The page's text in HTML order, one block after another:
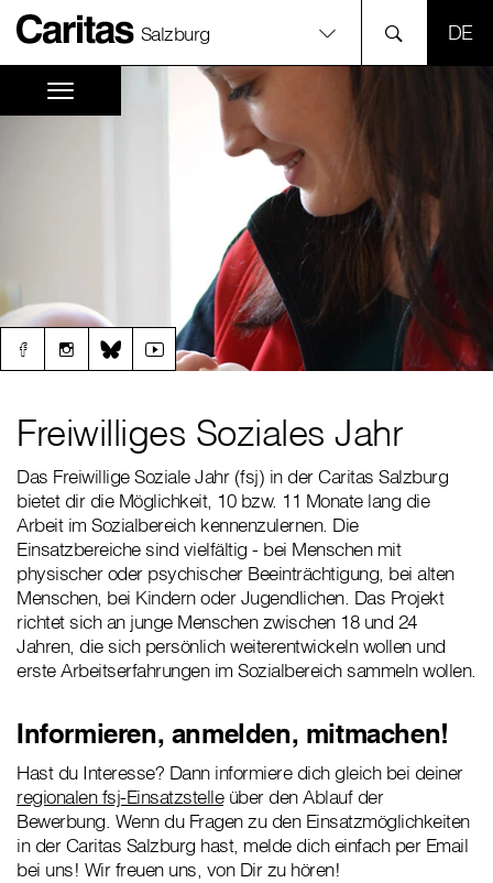
Salzburg
Freiwilliges Soziales Jahr
Das Freiwillige Soziale Jahr (fsj) in der Caritas Salzburg
bietet dir die Möglichkeit, 10 bzw. 11 Monate lang die
Arbeit im Sozialbereich kennenzulernen. Die
Einsatzbereiche sind vielfältig - bei Menschen mit
physischer oder psychischer Beeinträchtigung, bei alten
Menschen, bei Kindern oder Jugendlichen. Das Projekt
richtet sich an junge Menschen zwischen 18 und 24
Jahren, die sich persönlich weiterentwickeln wollen und
erste Arbeitserfahrungen im Sozialbereich sammeln wollen.
Informieren, anmelden, mitmachen!
Hast du Interesse? Dann informiere dich gleich bei deiner
regionalen fsj-Einsatzstelleüber den Ablauf der
Bewerbung. Wenn du Fragen zu den Einsatzmöglichkeiten
in der Caritas Salzburg hast, melde dich einfach per Email
bei uns! Wir freuen uns, von Dir zu hören!